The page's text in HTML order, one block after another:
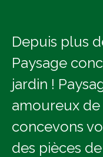
Depuis plus
Paysage
jardin !
amoureux
concevons
des pièces